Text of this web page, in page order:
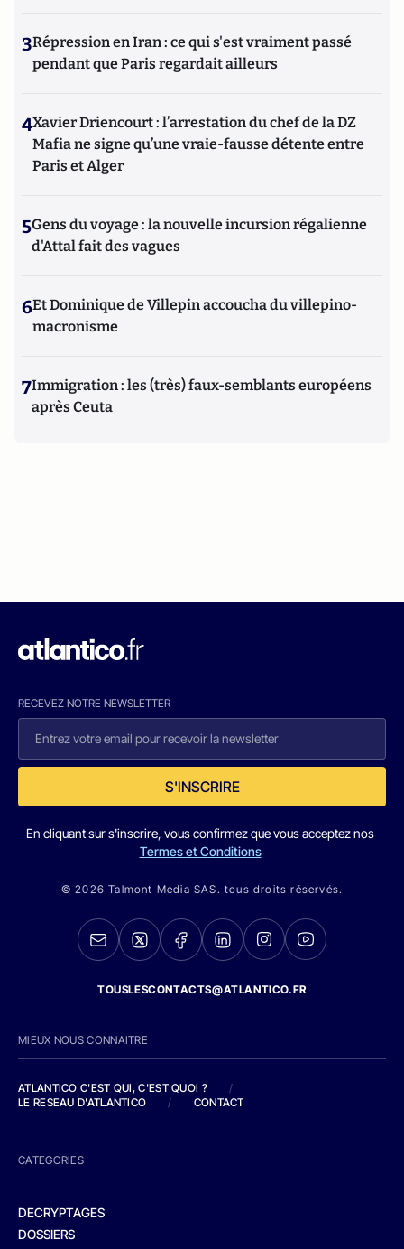
3Répression en Iran : ce qui s'est vraiment passé
pendant que Paris regardait ailleurs
4Xavier Driencourt : l’arrestation du chef de la DZ
Mafia ne signe qu’une vraie-fausse détente entre
Paris et Alger
5Gens du voyage : la nouvelle incursion régalienne
d'Attal fait des vagues
6Et Dominique de Villepin accoucha du villepino-
macronisme
7Immigration : les (très) faux-semblants européens
après Ceuta
RECEVEZ NOTRE NEWSLETTER
S'INSCRIRE
En cliquant sur s'inscrire, vous confirmez que vous acceptez nos
Termes et Conditions
© 2026 Talmont Media SAS. tous droits réservés.
TOUSLESCONTACTS@ATLANTICO.FR
MIEUX NOUS CONNAITRE
ATLANTICO C'EST QUI, C'EST QUOI ?
/
LE RESEAU D'ATLANTICO
/ CONTACT
CATEGORIES
DECRYPTAGES
DOSSIERS